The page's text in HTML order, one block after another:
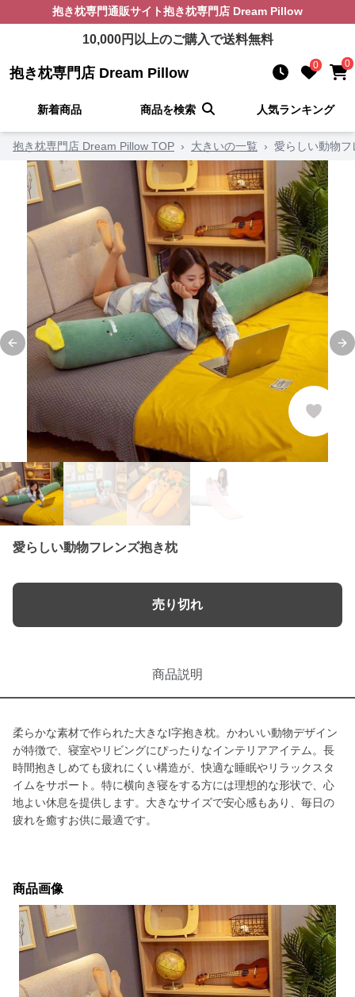
抱き枕専門通販サイト抱き枕専門店 Dream Pillow
10,000円以上のご購入で送料無料
抱き枕専門店 Dream Pillow 0 0
新着商品 商品を検索 人気ランキング
抱き枕専門店 Dream Pillow TOP › 大きいの一覧 › 愛らしい動物
Previous slide
愛らしい動物フレンズ抱き枕
売り切れ
商品説明
柔らかな素材で作られた大きなI字抱き枕。かわいい動物デザイン
が特徴で、寝室やリビングにぴったりなインテリアアイテム。長
時間抱きしめても疲れにくい構造が、快適な睡眠やリラックスタ
イムをサポート。特に横向き寝をする方には理想的な形状で、心
地よい休息を提供します。大きなサイズで安心感もあり、毎日の
疲れを癒すお供に最適です。
商品画像